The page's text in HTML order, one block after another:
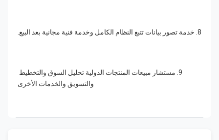
8. خدمة تصور بيانات تتبع النظام الكامل وخدمة فنية مجانية بعد البيع.
والتسويق والخدمات الأخرى